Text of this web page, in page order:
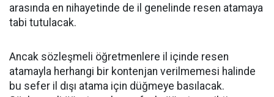
arasında en nihayetinde de il genelinde resen atamaya
tabi tutulacak.
Ancak sözleşmeli öğretmenlere il içinde resen
atamayla herhangi bir kontenjan verilmemesi halinde
bu sefer il dışı atama için düğmeye basılacak.